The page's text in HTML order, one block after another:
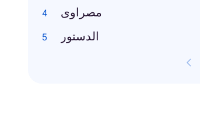
مصراوى
الدستور